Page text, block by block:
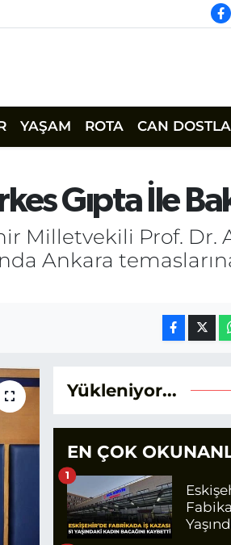
YAŞAM ROTA CAN
Gıpta İle
Milletvekili Prof. Dr.
Ankara
Yükleniyor...
EN ÇOK
1